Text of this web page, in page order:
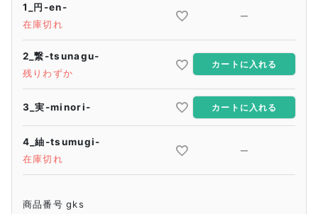
1_円-en-
在庫切れ
—
2_繋-tsunagu-
残りわずか
カートに入れる
3_実-minori- カートに入れる
4_紬-tsumugi-
在庫切れ
—
商品番号 gks